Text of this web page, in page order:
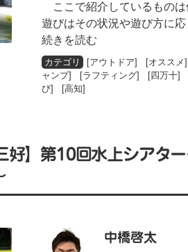
ここで紹介しているものは
遊びはその状況や遊び方に
続きを読む
[アウトドア] [オススメ
ャンプ] [ラフティング] [四万十]
び] [高知]
】第10回水上シアター
中橋啓太